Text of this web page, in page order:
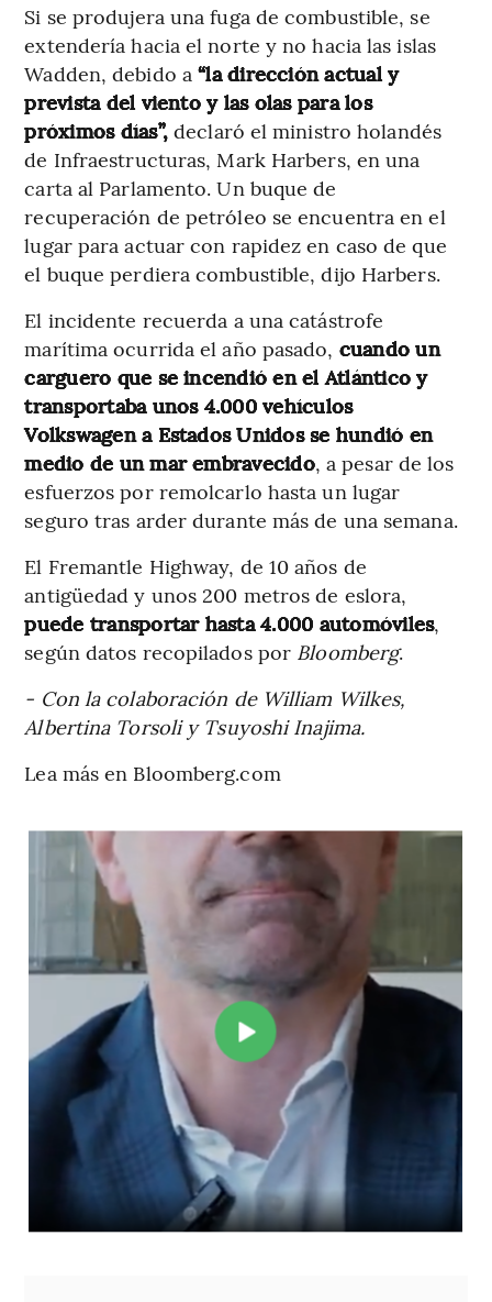
Si se produjera una fuga de combustible, se
extendería hacia el norte y no hacia las islas
Wadden, debido a“la dirección actual y
prevista del viento y las olas para los
próximos días”, declaró el ministro holandés
de Infraestructuras, Mark Harbers, en una
carta al Parlamento. Un buque de
recuperación de petróleo se encuentra en el
lugar para actuar con rapidez en caso de que
el buque perdiera combustible, dijo Harbers.
El incidente recuerda a una catástrofe
marítima ocurrida el año pasado, cuando un
carguero que se incendió en el Atlántico y
transportaba unos 4.000 vehículos
Volkswagen a Estados Unidos se hundió en
medio de un mar embravecido, a pesar de los
esfuerzos por remolcarlo hasta un lugar
seguro tras arder durante más de una semana.
El Fremantle Highway, de 10 años de
antigüedad y unos 200 metros de eslora,
puede transportar hasta 4.000 automóviles,
según datos recopilados por Bloomberg.
- Con la colaboración de William Wilkes,
Albertina Torsoli y Tsuyoshi Inajima.
Lea más en Bloomberg.com